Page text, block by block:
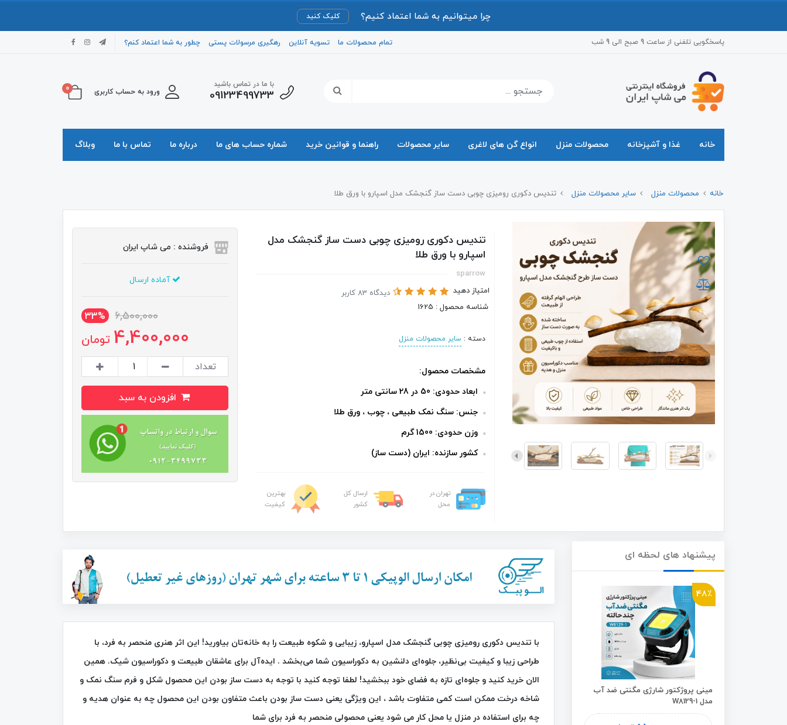
چرا میتوانیم به شما اعتماد کنیم؟ کلیک کنید
پاسخگویی تلفنی از ساعت 9 صبح الی 9 شب تمام محصولات ما تسویه آنلاین رهگیری مرسولات پستی چطور به شما اعتماد کنم؟
با ما در تماس باشید
09123499733 ورود به حساب کاربری 0
خانه غذا و آشپزخانه محصولات منزل انواع گن های لاغری سایر محصولات راهنما و قوانین خرید شماره حساب های ما درباره ما تماس با ما وبلاگ
خانه محصولات منزل سایر محصولات منزل تندیس دکوری رومیزی چوبی دست ساز گنجشک مدل اسپارو با ورق طلا
تندیس دکوری رومیزی چوبی دست ساز گنجشک مدل
اسپارو با ورق طلا
sparrow
امتیاز دهید
دیدگاه 83 کاربر
شناسه محصول : 1625
دسته : سایر محصولات منزل
مشخصات محصول:
ابعاد حدودی: 50 در 28 سانتی متر
جنس: سنگ نمک طبیعی ، چوب ، ورق طلا
وزن حدودی: 1500 گرم
کشور سازنده: ایران (دست ساز)
تهران در
محل
ارسال کل
کشور
بهترین
کیفیت
فروشنده : می شاپ ایران
آماده ارسال
6,500,000
33%
4,400,000 تومان
تعداد
پیشنهاد های لحظه ای
48٪
مینی پروژکتور شارژی مگنتی ضد آب
مدل W8129-1
C-7739
سوکانی SK-1008
34٪
FAN DD 5634
با تندیس دکوری رومیزی چوبی گنجشک مدل اسپارو، زیبایی و شکوه طبیعت را به خانه‌تان بیاورید! این اثر هنری منحصر به فرد، با
طراحی زیبا و کیفیت بی‌نظیر، جلوه‌ای دلنشین به دکوراسیون شما می‌بخشد . ایده‌آل برای عاشقان طبیعت و دکوراسیون شیک. همین
الان خرید کنید و جلوه‌ای تازه به فضای خود ببخشید! لطفا توجه کنید با توجه به دست ساز بودن این محصول شکل و فرم سنگ نمک و
شاخه درخت ممکن است کمی متفاوت باشد ، این ویژگی یعنی دست ساز بودن باعث متفاون بودن این محصول چه به عنوان هدیه و
چه برای استفاده در منزل یا محل کار می شود یعنی محصولی منحصر به فرد برای شما